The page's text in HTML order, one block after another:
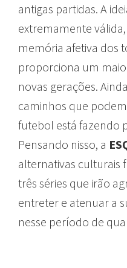
antigas partidas. A
extremamente
memória afetiva dos
proporciona um
novas gerações.
caminhos que
futebol está fazendo
Pensando nisso, a
alternativas culturais
três séries que irão
entreter e atenuar a
nesse período de